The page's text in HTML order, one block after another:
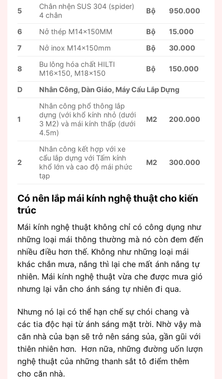
5
Chân nhện SUS 304 (spider)
4 chân
Bộ 950.000
6 Nở thép M14x150MM Bộ
15.000
7
Nở inox M14x150mm Bộ 30.000
8
Bu lông hóa chất HILTI
M16x150, M18x150
Bộ 150.000
D Nhân Công, Dàn Giáo, Máy Cẩu Lắp Dựng
1
Nhân công phổ thông lắp
dựng (với khổ kính nhỏ (dưới
3 M2) và mái kính thấp (dưới
4.5m)
M2 200.000
2
Nhân công kết hợp với xe
cẩu lắp dựng với Tấm kính
khổ lớn và cao độ mái phức
tạp
M2 300.000
Có nên lắp mái kính nghệ thuật cho kiến
trúc
Mái kính nghệ thuật không chỉ có công dụng như
những loại mái thông thường mà nó còn đem đến
nhiều điều hơn thế. Không như những loại mái
khác chắn mưa, nắng thì lại che mất ánh nắng tự
nhiên. Mái kính nghệ thuật vừa che được mưa gió
nhưng lại vẫn cho ánh sáng tự nhiên đi qua.
Nhưng nó lại có thể hạn chế sự chói chang và
các tia độc hại từ ánh sáng mặt trời. Nhờ vậy mà
căn nhà của bạn sẽ trở nên sáng sủa, gần gũi với
thiên nhiên hơn. Hơn nữa, những đường uốn lượn
nghệ thuật của những thanh sắt tô điểm thêm
cho căn nhà.